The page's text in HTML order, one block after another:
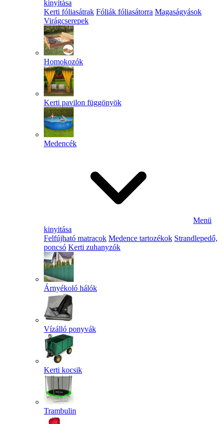
kinyitása
Kerti fóliasátrak Fóliák fóliasátorra Magaságyások
Virágcserepek
Homokozók
Kerti pavilon függönyök
Medencék
Menü
kinyitása
Felfújható matracok Medence tartozékok Strandlepedő,
poncsó Kerti zuhanyzók
Árnyékoló hálók
Vízálló ponyvák
Kerti kocsik
Trambulin